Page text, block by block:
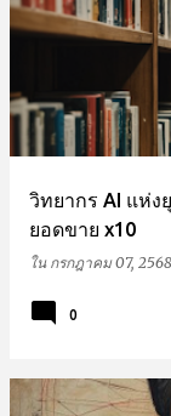
วิทยากร AI แห่ง
ยอดขาย x10
ใน กรกฎาคม 07, 2568
0